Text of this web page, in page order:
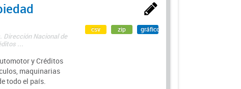
Nacional de
...
y Créditos
maquinarias
todo el país.
csv zip gráfico